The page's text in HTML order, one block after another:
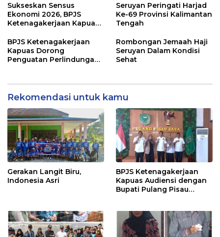
Sukseskan Sensus
Ekonomi 2026, BPJS
Ketenagakerjaan Kapuas
Petugas Lapangan
Seruyan Peringati Harjad
Ke-69 Provinsi Kalimantan
Tengah
BPJS Ketenagakerjaan
Kapuas Dorong
Penguatan Perlindungan
Rombongan Jemaah Haji
Seruyan Dalam Kondisi
Sehat
Rekomendasi untuk kamu
Gerakan Langit Biru,
Indonesia Asri
BPJS Ketenagakerjaan
Kapuas Audiensi dengan
Bupati Pulang Pisau
Pekerja Rentan